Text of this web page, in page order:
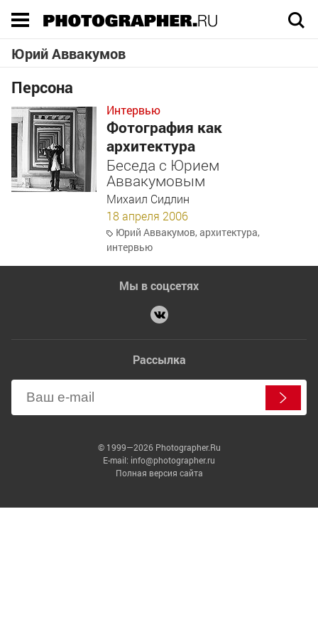
Юрий Аввакумов
Персона
Интервью
Фотография как
архитектура
Беседа с Юрием
Аввакумовым
Михаил Сидлин
18 апреля 2006
Юрий Аввакумов,архитектура,
интервью
Мы в соцсетях
Рассылка
© 1999—2026 Photographer.Ru
E-mail: info@photographer.ru
Полная версия сайта